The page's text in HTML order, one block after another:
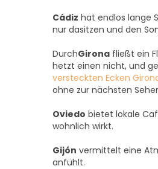
Cádiz hat endlos lange
nur dasitzen und den
DurchGirona fließt ein
hetzt einen nicht, und
versteckten Ecken
ohne zur nächsten
Oviedo bietet lokale
wohnlich wirkt.
Gijón vermittelt eine
anfühlt.